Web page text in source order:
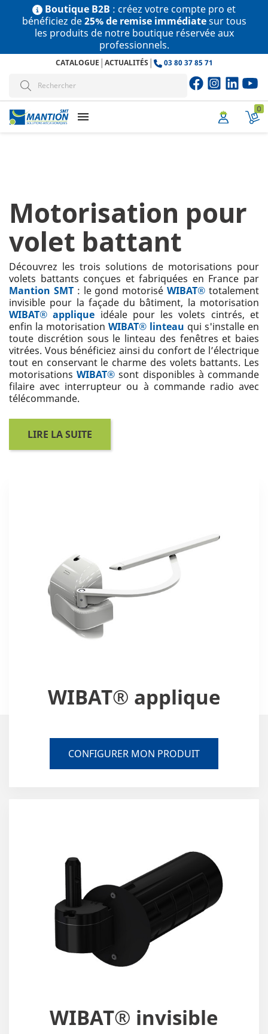
Boutique B2B : créez votre compte pro et
bénéficiez de25% de remise immédiatesur tous
les produits de notre boutique réservée aux
professionnels.
CATALOGUE | ACTUALITÉS | 03 80 37 85 71
menu
0
Motorisation pour
volet battant
Découvrez les trois solutions de motorisations pour
volets battants conçues et fabriquées en France par
Mantion SMT: le gond motoriséWIBAT® totalement
invisible pour la façade du bâtiment, la motorisation
WIBAT® applique idéale pour les volets cintrés, et
enfin la motorisation WIBAT® linteau qui s'installe en
toute discrétion sous le linteau des fenêtres et baies
vitrées. Vous bénéficiez ainsi du confort de l’électrique
tout en conservant le charme des volets battants. Les
motorisationsWIBAT® sont disponibles à commande
filaire avec interrupteur ou à commande radio avec
télécommande.
LIRE LA SUITE
WIBAT® applique
CONFIGURER MON PRODUIT
WIBAT® invisible